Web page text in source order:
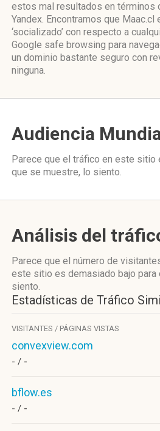
estos mal resultados en términos
Yandex. Encontramos que
‘socializado’ con respecto a
Google safe browsing para
un dominio bastante seguro con
ninguna.
Audiencia
Parece que el tráfico en este sitio
que se muestre, lo siento.
Análisis del
Parece que el número de
este sitio es demasiado bajo para
siento.
Estadísticas de Tráfico
VISITANTES / PÁGINAS VISTAS
convexview.com
- / -
bflow.es
- / -